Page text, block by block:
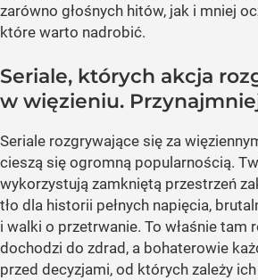
zarówno głośnych hitów, jak i mniej
które warto nadrobić.
Seriale, których akcja
w więzieniu.
Seriale rozgrywające się za
cieszą się ogromną popularnością.
wykorzystują zamkniętą przestrzeń
tło dla historii pełnych napięcia,
i walki o przetrwanie. To właśnie tam
dochodzi do zdrad, a bohaterowie
przed decyzjami, od których zależy